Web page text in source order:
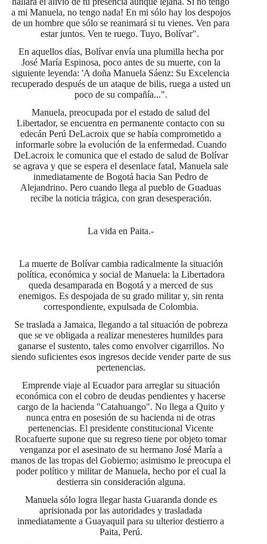
a mi Manuela, no tengo nada! En mi sólo hay los despojos
de un hombre que sólo se reanimará si tu vienes. Ven para
estar juntos. Ven te ruego. Tuyo, Bolívar".
En aquellos días, Bolívar envía una plumilla hecha por
José María Espinosa, poco antes de su muerte, con la
siguiente leyenda: 'A doña Manuela Sáenz: Su Excelencia
recuperado después de un ataque de bilis, ruega a usted un
poco de su compañía...".
Manuela, preocupada por el estado de salud del
Libertador, se encuentra en permanente contacto con su
edecán Perú DeLacroix que se había comprometido a
informarle sobre la evolución de la enfermedad. Cuando
DeLacroix le comunica que el estado de salud de Bolívar
se agrava y que se espera el desenlace fatal, Manuela sale
inmediatamente de Bogotá hacia San Pedro de
Alejandrino. Pero cuando llega al pueblo de Guaduas
recibe la noticia trágica, con gran desesperación.
La vida en Paita.-
La muerte de Bolívar cambia radicalmente la situación
política, económica y social de Manuela: la Libertadora
queda desamparada en Bogotá y a merced de sus
enemigos. Es despojada de su grado militar y, sin renta
correspondiente, expulsada de Colombia.
Se traslada a Jamaica, llegando a tal situación de pobreza
que se ve obligada a realizar menesteres humildes para
ganarse el sustento, tales como envolver cigarrillos. No
siendo suficientes esos ingresos decide vender parte de sus
pertenencias.
Emprende viaje al Ecuador para arreglar su situación
económica con el cobro de deudas pendientes y hacerse
cargo de la hacienda "Catahuango". No llega a Quito y
nunca entra en posesión de su hacienda ni de otras
pertenencias. El presidente constitucional Vicente
Rocafuerte supone que su regreso tiene por objeto tomar
venganza por el asesinato de su hermano José María a
manos de las tropas del Gobierno; asimismo le preocupa el
poder político y militar de Manuela, hecho por el cual la
destierra sin consideración alguna.
Manuela sólo logra llegar hasta Guaranda donde es
aprisionada por las autoridades y trasladada
inmediatamente a Guayaquil para su ulterior destierro a
Paita, Perú.